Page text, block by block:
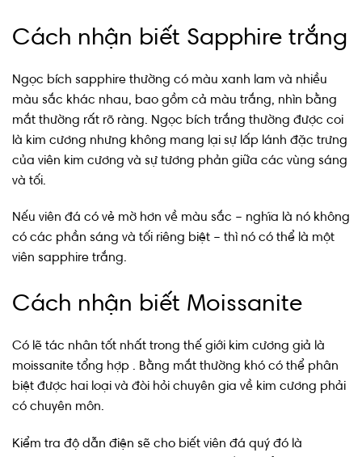
Cách nhận biết Sapphire trắng
Ngọc bích sapphire thường có màu xanh lam và nhiều
màu sắc khác nhau, bao gồm cả màu trắng, nhìn bằng
mắt thường rất rõ ràng. Ngọc bích trắng thường được coi
là kim cương nhưng không mang lại sự lấp lánh đặc trưng
của viên kim cương và sự tương phản giữa các vùng sáng
và tối.
Nếu viên đá có vẻ mờ hơn về màu sắc – nghĩa là nó không
có các phần sáng và tối riêng biệt – thì nó có thể là một
viên sapphire trắng.
Cách nhận biết Moissanite
Có lẽ tác nhân tốt nhất trong thế giới kim cương giả là
moissanite tổng hợp . Bằng mắt thường khó có thể phân
biệt được hai loại và đòi hỏi chuyên gia về kim cương phải
có chuyên môn.
Kiểm tra độ dẫn điện sẽ cho biết viên đá quý đó là